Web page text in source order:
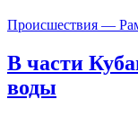
Происшествия —
В части
воды